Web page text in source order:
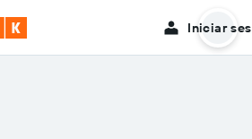
Iniciar